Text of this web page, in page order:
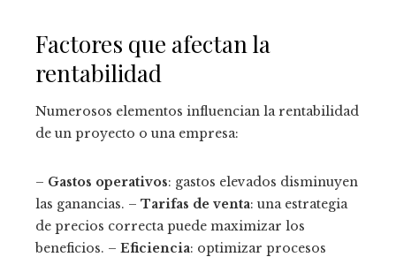
Factores que afectan la
rentabilidad
Numerosos elementos influencian la rentabilidad
de un proyecto o una empresa:
– Gastos operativos: gastos elevados disminuyen
las ganancias. – Tarifas de venta: una estrategia
de precios correcta puede maximizar los
beneficios. – Eficiencia: optimizar procesos